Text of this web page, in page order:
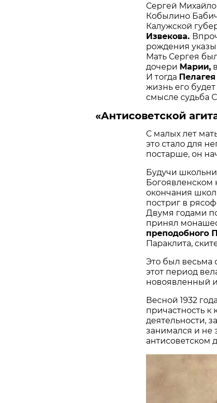
Сергей
Кобылино
Калужской
Извекова.
рождения
Мать Сергея
дочери Марии,
И тогда
жизнь его
смысле судьба
«Антисоветской
С малых лет
это стало для
постарше, он
Будучи
Богоявленском
окончания
постриг в
Двумя годами
принял
преподобного
Параклита,
Это был весьма
этот период
новоявленный
Весной 1932
причастность к
деятельности,
занимался и не
антисоветском